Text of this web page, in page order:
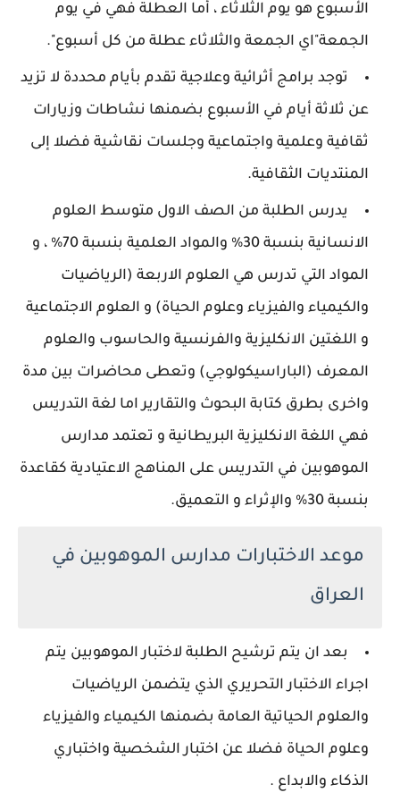
الأسبوع هو يوم الثلاثاء ، أما العطلة فهي في يوم
الجمعة"اي الجمعة والثلاثاء عطلة من كل أسبوع".
توجد برامج أثرائية وعلاجية تقدم بأيام محددة لا تزيد
عن ثلاثة أيام في الأسبوع بضمنها نشاطات وزيارات
ثقافية وعلمية واجتماعية وجلسات نقاشية فضلا إلى
المنتديات الثقافية.
يدرس الطلبة من الصف الاول متوسط العلوم
الانسانية بنسبة 30% والمواد العلمية بنسبة 70% ، و
المواد التي تدرس هي العلوم الاربعة (الرياضيات
والكيمياء والفيزياء وعلوم الحياة) و العلوم الاجتماعية
و اللغتين الانكليزية والفرنسية والحاسوب والعلوم
المعرف (الباراسيكولوجي) وتعطى محاضرات بين مدة
واخرى بطرق كتابة البحوث والتقارير اما لغة التدريس
فهي اللغة الانكليزية البريطانية و تعتمد مدارس
الموهوبين في التدريس على المناهج الاعتيادية كقاعدة
بنسبة 30% والإثراء و التعميق.
موعد الاختبارات مدارس الموهوبين في
العراق
بعد ان يتم ترشيح الطلبة لاختبار الموهوبين يتم
اجراء الاختبار التحريري الذي يتضمن الرياضيات
والعلوم الحياتية العامة بضمنها الكيمياء والفيزياء
وعلوم الحياة فضلا عن اختبار الشخصية واختباري
الذكاء والابداع .